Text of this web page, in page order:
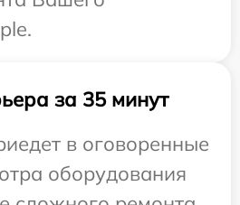
за 35 минут
в оговоренные
оборудования